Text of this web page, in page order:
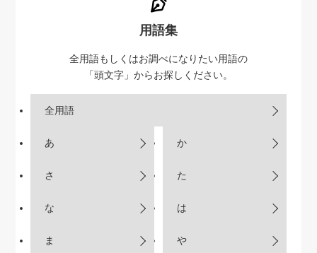
用語集
全用語もしくはお調べになりたい用語の
「頭文字」からお探しください。
全用語
あ か
さ た
な は
ま や